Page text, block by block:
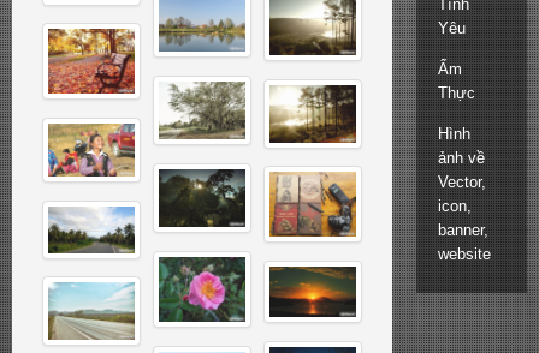
Tình
Yêu
Ẩm
Thực
Hình
ảnh về
Vector,
icon,
banner,
website